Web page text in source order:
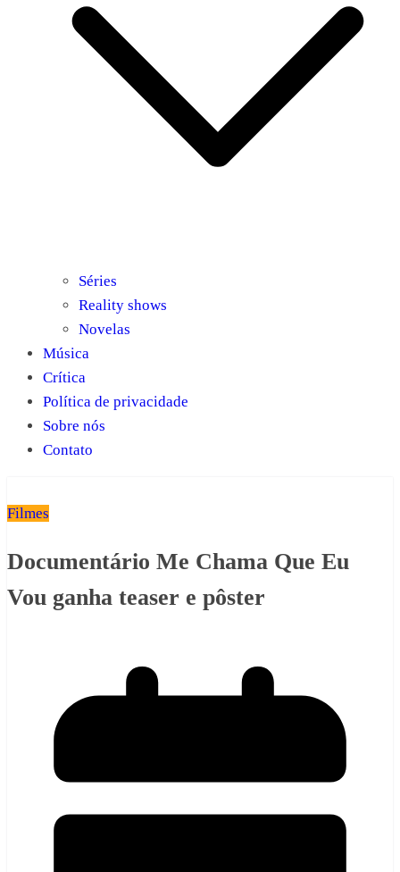
Séries
Reality shows
Novelas
Música
Crítica
Política de privacidade
Sobre nós
Contato
Filmes
Documentário Me Chama Que Eu
Vou ganha teaser e pôster